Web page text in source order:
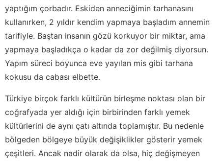
yaptığım çorbadır. Eskiden anneciğimin tarhanasını
kullanırken, 2 yıldır kendim yapmaya başladım annemin
tarifiyle. Baştan insanın gözü korkuyor bir miktar, ama
yapmaya başladıkça o kadar da zor değilmiş diyorsun.
Yapım süreci boyunca eve yayılan mis gibi tarhana
kokusu da cabası elbette.
Türkiye birçok farklı kültürün birleşme noktası olan bir
coğrafyada yer aldığı için birbirinden farklı yemek
kültürlerini de aynı çatı altında toplamıştır. Bu nedenle
bölgeden bölgeye büyük değişiklikler gösterir yemek
çeşitleri. Ancak nadir olarak da olsa, hiç değişmeyen